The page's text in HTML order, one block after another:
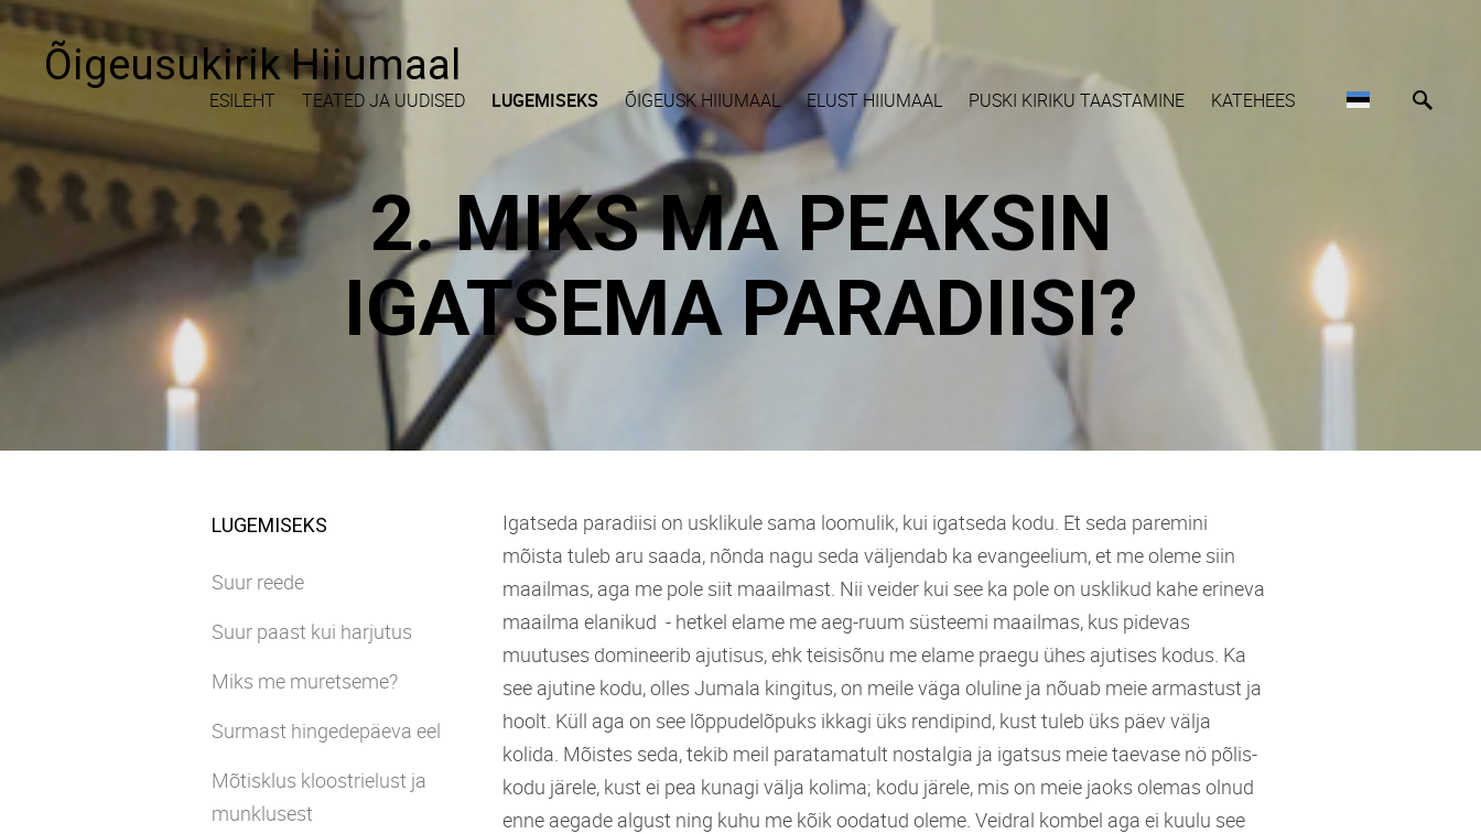
Õigeusukirik Hiiumaal
ESILEHT TEATED JA UUDISED LUGEMISEKS ÕIGEUSK HIIUMAAL ELUST HIIUMAAL PUSKI KIRIKU TAASTAMINE KATEHEES
2. MIKS MA PEAKSIN
IGATSEMA PARADIISI?
LUGEMISEKS
Suur reede
Suur paast kui harjutus
Miks me muretseme?
Surmast hingedepäeva eel
Mõtisklus kloostrielust ja
munklusest
Igatseda paradiisi on usklikule sama loomulik, kui igatseda kodu. Et seda paremini
mõista tuleb aru saada, nõnda nagu seda väljendab ka evangeelium, et me oleme siin
maailmas, aga me pole siit maailmast. Nii veider kui see ka pole on usklikud kahe erineva
maailma elanikud - hetkel elame me aeg-ruum süsteemi maailmas, kus pidevas
muutuses domineerib ajutisus, ehk teisisõnu me elame praegu ühes ajutises kodus. Ka
see ajutine kodu, olles Jumala kingitus, on meile väga oluline ja nõuab meie armastust ja
hoolt. Küll aga on see lõppudelõpuks ikkagi üks rendipind, kust tuleb üks päev välja
kolida. Mõistes seda, tekib meil paratamatult nostalgia ja igatsus meie taevase nö põlis-
kodu järele, kust ei pea kunagi välja kolima; kodu järele, mis on meie jaoks olemas olnud
enne aegade algust ning kuhu me kõik oodatud oleme. Veidral kombel aga ei kuulu see